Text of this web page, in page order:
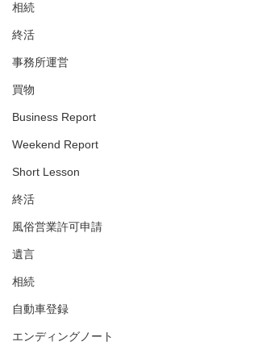
相続
終活
事務所運営
買物
Business Report
Weekend Report
Short Lesson
終活
風俗営業許可申請
遺言
相続
自動車登録
エンディングノート